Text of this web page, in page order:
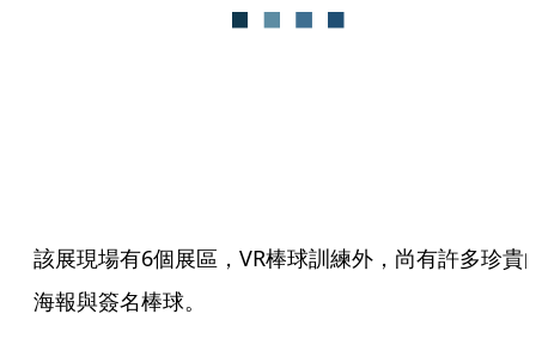
該展現場有6個展區，VR棒球訓練外，尚有許多珍貴
海報與簽名棒球。